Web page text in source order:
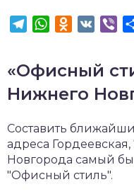
TelegramWhatsApp
VK
«Офисный
Нижнего
Составить
адреса
Новгорода самый
"Офисный стиль".